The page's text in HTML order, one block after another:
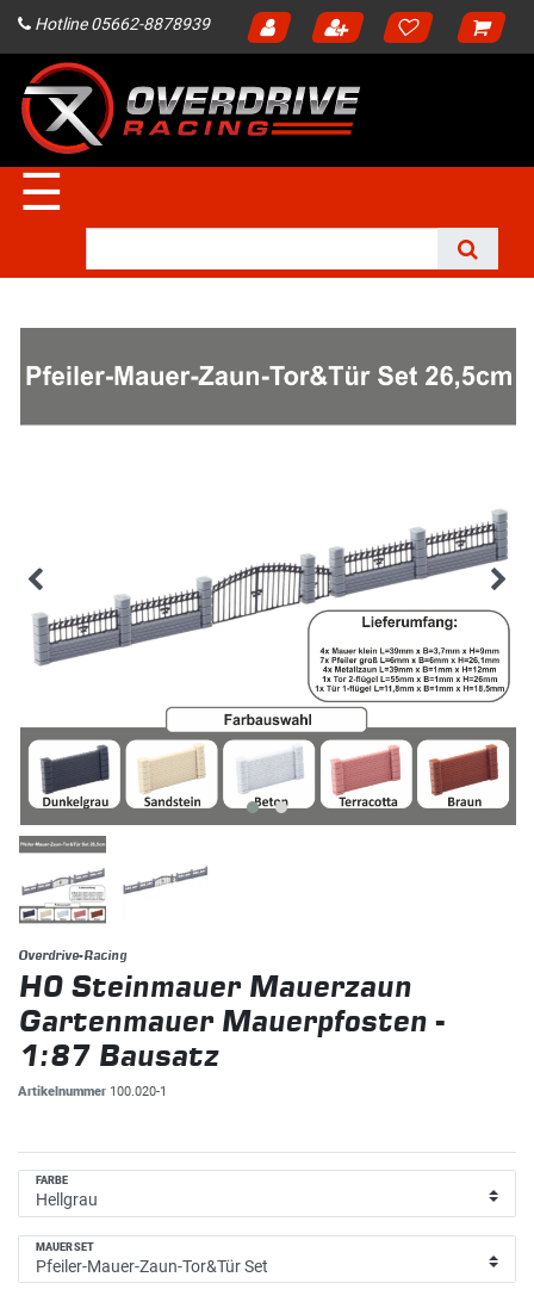
Hotline 05662-8878939
☰
Overdrive-Racing
H0 Steinmauer Mauerzaun
Gartenmauer Mauerpfosten -
1:87 Bausatz
Artikelnummer 100.020-1
FARBE
MAUERSET